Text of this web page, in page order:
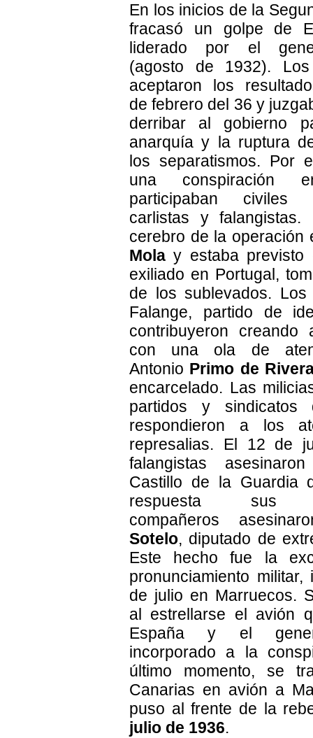
En los inicios de la
fracasó un golpe de
liderado por el
(agosto de 1932).
aceptaron los
de febrero del 36 y
derribar al gobierno
anarquía y la ruptura
los separatismos. Por
una
participaban civiles
carlistas y
cerebro de la operación
Mola y estaba previsto
exiliado en Portugal,
de los sublevados. Los
Falange, partido de
contribuyeron creando
con una ola de
Antonio Primo de
encarcelado. Las
partidos y sindicatos
respondieron a los
represalias. El 12 de
falangistas
Castillo de la Guardia
respuesta sus
compañeros
Sotelo, diputado de
Este hecho fue la
pronunciamiento
de julio en Marruecos.
al estrellarse el avión
España y el
incorporado a la
último momento, se
Canarias en avión a
puso al frente de la
julio de 1936.